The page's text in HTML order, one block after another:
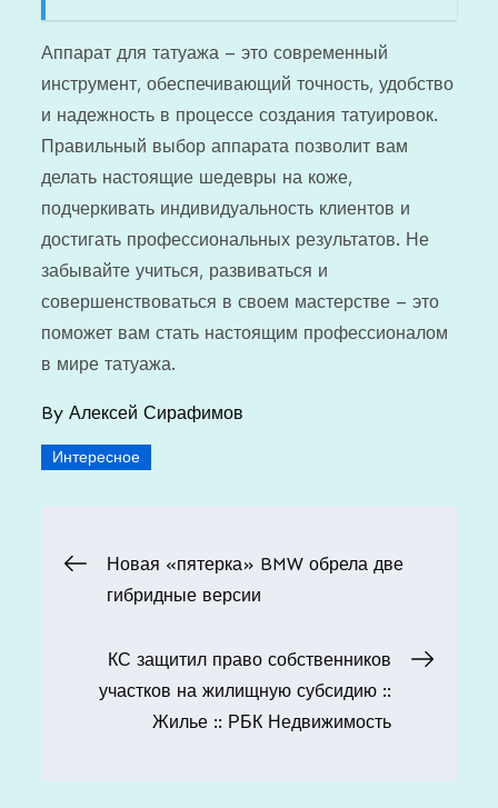
Аппарат для татуажа – это современный
инструмент, обеспечивающий точность, удобство
и надежность в процессе создания татуировок.
Правильный выбор аппарата позволит вам
делать настоящие шедевры на коже,
подчеркивать индивидуальность клиентов и
достигать профессиональных результатов. Не
забывайте учиться, развиваться и
совершенствоваться в своем мастерстве – это
поможет вам стать настоящим профессионалом
в мире татуажа.
ByАлексей Сирафимов
Интересное
Навигация
записям
Новая «пятерка» BMW обрела две
гибридные версии
КС защитил право собственников
участков на жилищную субсидию ::
Жилье :: РБК Недвижимость